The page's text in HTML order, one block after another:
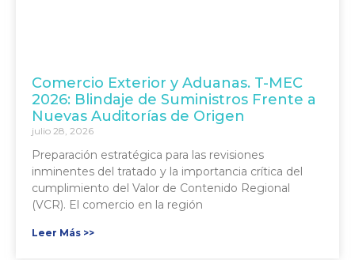
Comercio Exterior y Aduanas. T-MEC
2026: Blindaje de Suministros Frente a
Nuevas Auditorías de Origen
julio 28, 2026
Preparación estratégica para las revisiones
inminentes del tratado y la importancia crítica del
cumplimiento del Valor de Contenido Regional
(VCR). El comercio en la región
Leer Más >>